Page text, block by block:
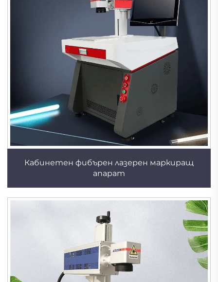
Кабинетен фибърен лазерен маркиращ
апарат